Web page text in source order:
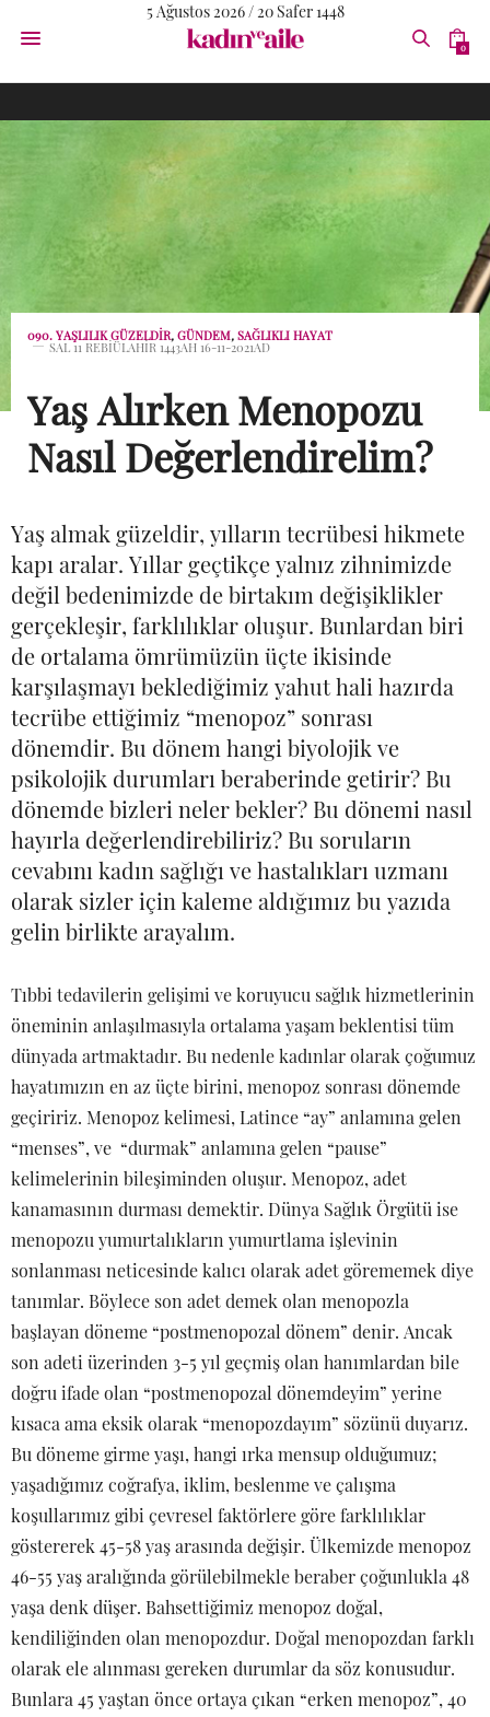
5 Ağustos 2026 / 20 Safer 1448
0
090. YAŞLILIK GÜZELDIR, GÜNDEM, SAĞLIKLI HAYAT
SAL 11 REBIÜLAHIR 1443AH 16-11-2021AD
Yaş Alırken Menopozu
Nasıl Değerlendirelim?
Yaş almak güzeldir, yılların tecrübesi hikmete
kapı aralar. Yıllar geçtikçe yalnız zihnimizde
değil bedenimizde de birtakım değişiklikler
gerçekleşir, farklılıklar oluşur. Bunlardan biri
de ortalama ömrümüzün üçte ikisinde
karşılaşmayı beklediğimiz yahut hali hazırda
tecrübe ettiğimiz “menopoz” sonrası
dönemdir. Bu dönem hangi biyolojik ve
psikolojik durumları beraberinde getirir? Bu
dönemde bizleri neler bekler? Bu dönemi nasıl
hayırla değerlendirebiliriz? Bu soruların
cevabını kadın sağlığı ve hastalıkları uzmanı
olarak sizler için kaleme aldığımız bu yazıda
gelin birlikte arayalım.
Tıbbi tedavilerin gelişimi ve koruyucu sağlık hizmetlerinin
öneminin anlaşılmasıyla ortalama yaşam beklentisi tüm
dünyada artmaktadır. Bu nedenle kadınlar olarak çoğumuz
hayatımızın en az üçte birini, menopoz sonrası dönemde
geçiririz. Menopoz kelimesi, Latince “ay” anlamına gelen
“menses”, ve “durmak” anlamına gelen “pause”
kelimelerinin bileşiminden oluşur. Menopoz, adet
kanamasının durması demektir. Dünya Sağlık Örgütü ise
menopozu yumurtalıkların yumurtlama işlevinin
sonlanması neticesinde kalıcı olarak adet görememek diye
tanımlar. Böylece son adet demek olan menopozla
başlayan döneme “postmenopozal dönem” denir. Ancak
son adeti üzerinden 3-5 yıl geçmiş olan hanımlardan bile
doğru ifade olan “postmenopozal dönemdeyim” yerine
kısaca ama eksik olarak “menopozdayım” sözünü duyarız.
Bu döneme girme yaşı, hangi ırka mensup olduğumuz;
yaşadığımız coğrafya, iklim, beslenme ve çalışma
koşullarımız gibi çevresel faktörlere göre farklılıklar
göstererek 45-58 yaş arasında değişir. Ülkemizde menopoz
46-55 yaş aralığında görülebilmekle beraber çoğunlukla 48
yaşa denk düşer. Bahsettiğimiz menopoz doğal,
kendiliğinden olan menopozdur. Doğal menopozdan farklı
olarak ele alınması gereken durumlar da söz konusudur.
Bunlara 45 yaştan önce ortaya çıkan “erken menopoz”, 40